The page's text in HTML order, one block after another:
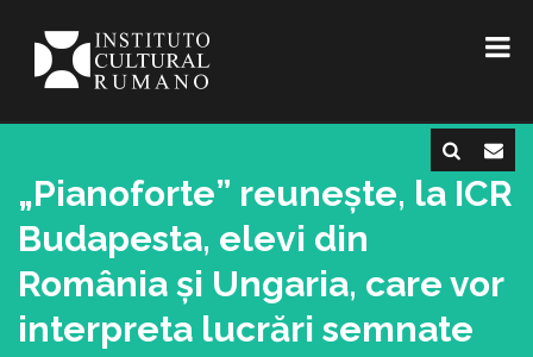
„Pianoforte” reunește, la ICR
Budapesta, elevi din
România și Ungaria, care vor
interpreta lucrări semnate